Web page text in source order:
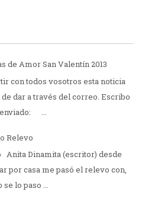
de Amor San Valentín 2013
con todos vosotros esta noticia
de dar a través del correo. Escribo
enviado: ...
Relevo
Anita Dinamita (escritor) desde
por casa me pasó el relevo con,
se lo paso ...